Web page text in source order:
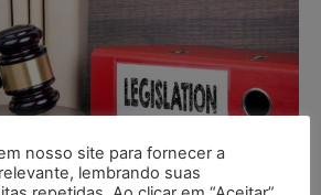
nosso site para fornecer a
lembrando suas